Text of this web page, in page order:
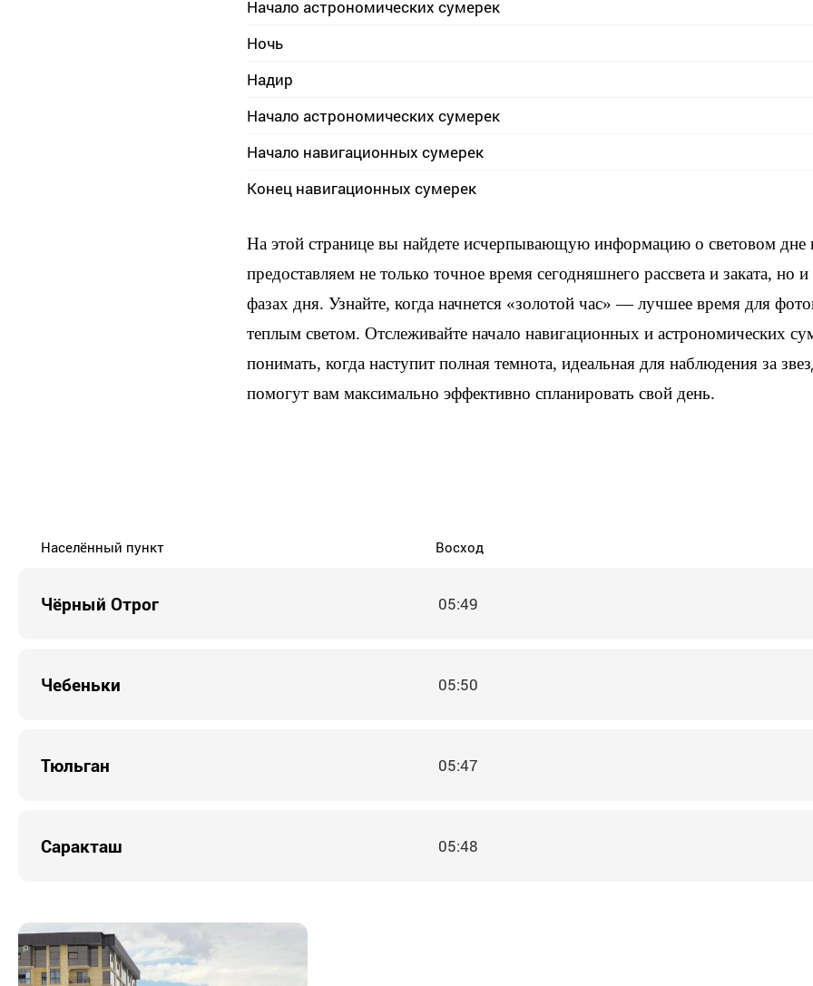
Начало астрономических сумерек
Ночь
Надир
Начало астрономических сумерек
Начало навигационных сумерек
Конец навигационных сумерек
На этой странице вы найдете исчерпывающую информацию о световом
предоставляем не только точное время сегодняшнего рассвета и заката, но
фазах дня. Узнайте, когда начнется «золотой час» — лучшее время для
теплым светом. Отслеживайте начало навигационных и астрономических
понимать, когда наступит полная темнота, идеальная для наблюдения за
помогут вам максимально эффективно спланировать свой день.
Населённый пункт Восход
Чёрный Отрог 05:49
Чебеньки 05:50
Тюльган 05:47
Саракташ 05:48